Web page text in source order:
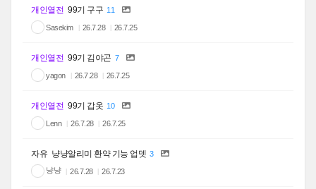
개인열전 99기 구구 11
Sasekim 26.7.28 26.7.25
개인열전 99기 김야곤 7
yagon 26.7.28 26.7.25
개인열전 99기 갑옷 10
Lenn 26.7.28 26.7.25
자유 냥냥알리미 환약 기능 업뎃 3
냥냥
26.7.28 26.7.23